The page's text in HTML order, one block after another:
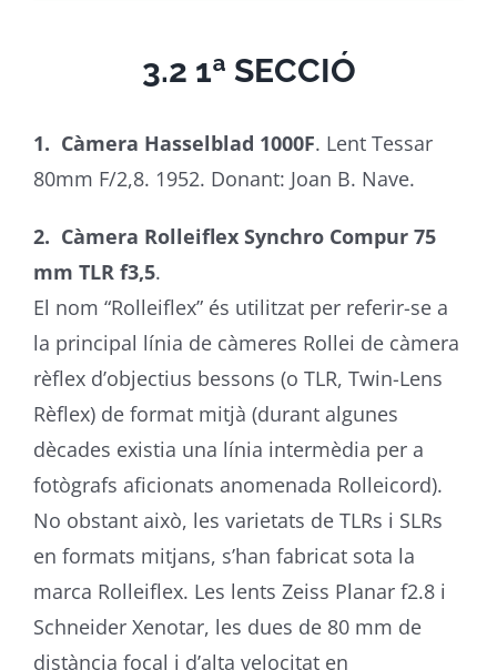
3.2 1ª SECCIÓ
1. Càmera Hasselblad 1000F. Lent Tessar
80mm F/2,8. 1952. Donant: Joan B. Nave.
2. Càmera Rolleiflex Synchro Compur 75
mm TLR f3,5.
El nom “Rolleiflex” és utilitzat per referir-se a
la principal línia de càmeres Rollei de càmera
rèflex d’objectius bessons (o TLR, Twin-Lens
Rèflex) de format mitjà (durant algunes
dècades existia una línia intermèdia per a
fotògrafs aficionats anomenada Rolleicord).
No obstant això, les varietats de TLRs i SLRs
en formats mitjans, s’han fabricat sota la
marca Rolleiflex. Les lents Zeiss Planar f2.8 i
Schneider Xenotar, les dues de 80 mm de
distància focal i d’alta velocitat en